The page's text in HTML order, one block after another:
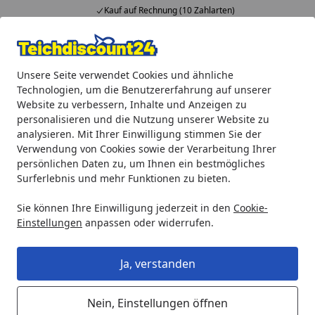
Unsere Seite verwendet Cookies und ähnliche
Technologien, um die Benutzererfahrung auf unserer
Website zu verbessern, Inhalte und Anzeigen zu
personalisieren und die Nutzung unserer Website zu
analysieren. Mit Ihrer Einwilligung stimmen Sie der
Verwendung von Cookies sowie der Verarbeitung Ihrer
persönlichen Daten zu, um Ihnen ein bestmögliches
Surferlebnis und mehr Funktionen zu bieten.
Sie können Ihre Einwilligung jederzeit in den Cookie-
Einstellungen anpassen oder widerrufen.
Ja, verstanden
Nein, Einstellungen öffnen
Kauf auf Rechnung (10 Zahlarten)
Alle Produkte
Mein Konto
Suchen
Startseite
Oase Ersatzteil BG Pumpengehäuse für AquaMax Eco Exp.
Oase Ersatzteil BG Pumpengehäuse
für AquaMax Eco Exp. 26000 (37837)